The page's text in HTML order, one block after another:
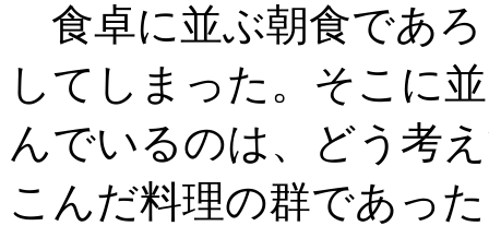
食卓に並ぶ朝食であ
してしまった。そこに並
んでいるのは、どう考
こんだ料理の群であった